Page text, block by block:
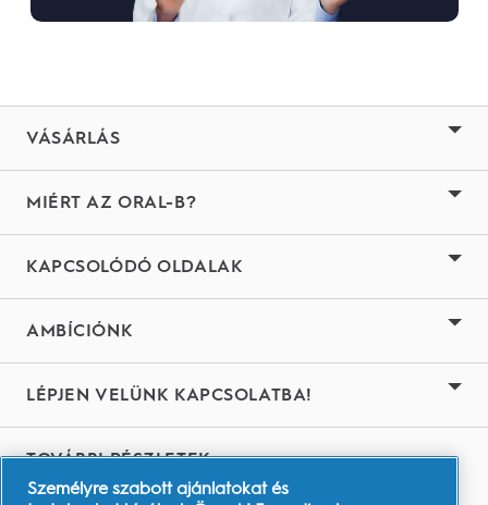
VÁSÁRLÁS
MIÉRT AZ ORAL-B?
KAPCSOLÓDÓ OLDALAK
AMBÍCIÓNK
LÉPJEN VELÜNK KAPCSOLATBA!
TOVÁBBI RÉSZLETEK
Youtube.com
Személyre szabott ajánlatokat és